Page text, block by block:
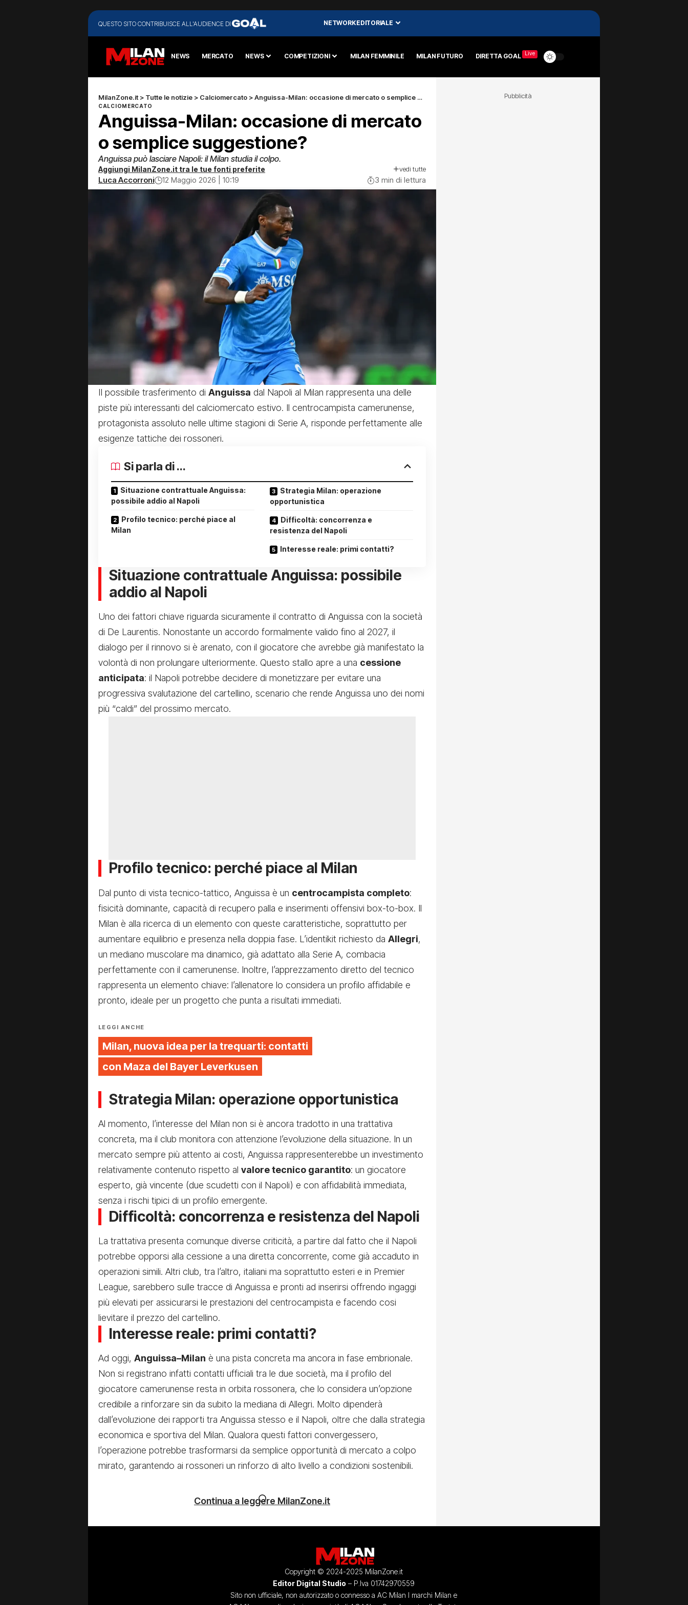
QUESTO SITO CONTRIBUISCE ALL'AUDIENCE DI NETWORK EDITORIALE
NEWS MERCATO NEWS COMPETIZIONI MILAN FEMMINILE MILAN FUTURO DIRETTA GOAL Live
MilanZone.it > Tutte le notizie > Calciomercato >Anguissa-Milan: occasione di mercato o semplice suggestione?
CALCIOMERCATO
Anguissa-Milan: occasione di mercato
o semplice suggestione?
Anguissa può lasciare Napoli: il Milan studia il colpo.
Aggiungi MilanZone.it tra le tue fonti preferite vedi tutte
Luca Accorroni 12 Maggio 2026 | 10:19 3 min di lettura
II possibile trasferimento di Anguissa dal Napoli al Milan rappresenta una delle
piste più interessanti del calciomercato estivo. Il centrocampista camerunense,
protagonista assoluto nelle ultime stagioni di Serie A, risponde perfettamente alle
esigenze tattiche dei rossoneri.
Si parla di ...
Situazione contrattuale Anguissa:
possibile addio al Napoli
Profilo tecnico: perché piace al
Milan
Strategia Milan: operazione
opportunistica
Difficoltà: concorrenza e
resistenza del Napoli
Interesse reale: primi contatti?
Situazione contrattuale Anguissa: possibile
addio al Napoli
Uno dei fattori chiave riguarda sicuramente il contratto di Anguissa con la società
di De Laurentis. Nonostante un accordo formalmente valido fino al 2027, il
dialogo per il rinnovo si è arenato, con il giocatore che avrebbe già manifestato la
volontà di non prolungare ulteriormente. Questo stallo apre a una cessione
anticipata: il Napoli potrebbe decidere di monetizzare per evitare una
progressiva svalutazione del cartellino, scenario che rende Anguissa uno dei nomi
più “caldi” del prossimo mercato.
Profilo tecnico: perché piace al Milan
Dal punto di vista tecnico-tattico, Anguissa è un centrocampista completo:
fisicità dominante, capacità di recupero palla e inserimenti offensivi box-to-box. Il
Milan è alla ricerca di un elemento con queste caratteristiche, soprattutto per
aumentare equilibrio e presenza nella doppia fase. L’identikit richiesto da Allegri,
un mediano muscolare ma dinamico, già adattato alla Serie A, combacia
perfettamente con il camerunense. Inoltre, l’apprezzamento diretto del tecnico
rappresenta un elemento chiave: l’allenatore lo considera un profilo affidabile e
pronto, ideale per un progetto che punta a risultati immediati.
LEGGI ANCHE
Milan, nuova idea per la trequarti: contatti
con Maza del Bayer Leverkusen
Strategia Milan: operazione opportunistica
Al momento, l’interesse del Milan non si è ancora tradotto in una trattativa
concreta, ma il club monitora con attenzione l’evoluzione della situazione. In un
mercato sempre più attento ai costi, Anguissa rappresenterebbe un investimento
relativamente contenuto rispetto al valore tecnico garantito: un giocatore
esperto, già vincente (due scudetti con il Napoli) e con affidabilità immediata,
senza i rischi tipici di un profilo emergente.
Difficoltà: concorrenza e resistenza del Napoli
La trattativa presenta comunque diverse criticità, a partire dal fatto che il Napoli
potrebbe opporsi alla cessione a una diretta concorrente, come già accaduto in
operazioni simili. Altri club, tra l’altro, italiani ma soprattutto esteri e in Premier
League, sarebbero sulle tracce di Anguissa e pronti ad inserirsi offrendo ingaggi
più elevati per assicurarsi le prestazioni del centrocampista e facendo cosi
lievitare il prezzo del cartellino.
Interesse reale: primi contatti?
Ad oggi, Anguissa–Milan è una pista concreta ma ancora in fase embrionale.
Non si registrano infatti contatti ufficiali tra le due società, ma il profilo del
giocatore camerunense resta in orbita rossonera, che lo considera un’opzione
credibile a rinforzare sin da subito la mediana di Allegri. Molto dipenderà
dall’evoluzione dei rapporti tra Anguissa stesso e il Napoli, oltre che dalla strategia
economica e sportiva del Milan. Qualora questi fattori convergessero,
l’operazione potrebbe trasformarsi da semplice opportunità di mercato a colpo
mirato, garantendo ai rossoneri un rinforzo di alto livello a condizioni sostenibili.
Continua a leggere MilanZone.it
Pubblicità
Copyright © 2024-2025 MilanZone.it
Editor Digital Studio – P.Iva 01742970559
Sito non ufficiale, non autorizzato o connesso a AC Milan I marchi Milan e